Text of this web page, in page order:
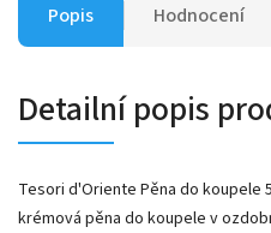
Popis Hodnocení
Detailní popis
Tesori d'Oriente Pěna do koupele
krémová pěna do koupele v